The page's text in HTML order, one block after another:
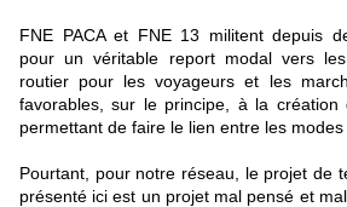
FNE PACA et FNE 13 militent depuis
pour un véritable report modal vers
routier pour les voyageurs et les
favorables, sur le principe, à la création
permettant de faire le lien entre les modes
Pourtant, pour notre réseau, le projet de
présenté ici est un projet mal pensé et